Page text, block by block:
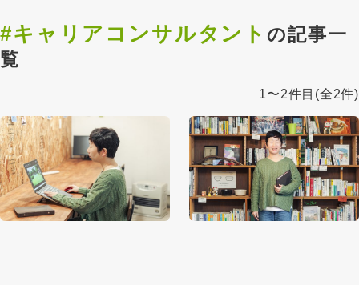
#キャリアコンサルタント の記事一
覧
1〜2件目 (全2件)